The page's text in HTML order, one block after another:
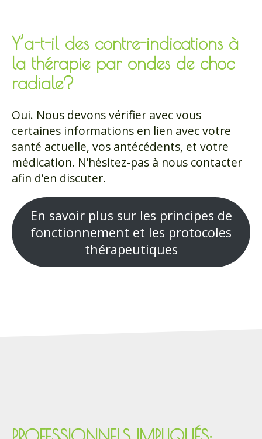
Y’a-t-il des contre-indications à
la thérapie par ondes de choc
radiale?
Oui. Nous devons vérifier avec vous
certaines informations en lien avec votre
santé actuelle, vos antécédents, et votre
médication. N’hésitez-pas à nous contacter
afin d’en discuter.
En savoir plus sur les principes de
fonctionnement et les protocoles
thérapeutiques